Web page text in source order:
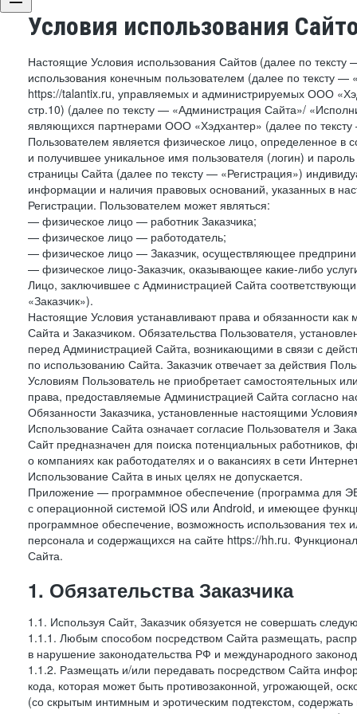
Условия использования
Настоящие Условия использования Сайтов (далее по
использования конечным пользователем (далее по тексту
https://talantix.ru, управляемых и администрируемых ООО
стр.10) (далее по тексту — «Администрация Сайта»/
являющихся партнерами ООО «Хэдхантер» (далее по
Пользователем является физическое лицо, определенное в
и получившее уникальное имя пользователя (логин) и
страницы Сайта (далее по тексту — «Регистрация»)
информации и наличия правовых оснований, указанных в
Регистрации. Пользователем может являться:
— физическое лицо — работник Заказчика;
— физическое лицо — работодатель;
— физическое лицо — Заказчик, осуществляющее
— физическое лицо-Заказчик, оказывающее какие-либо
Лицо, заключившее с Администрацией Сайта
«Заказчик»).
Настоящие Условия устанавливают права и обязанности
Сайта и Заказчиком. Обязательства Пользователя,
перед Администрацией Сайта, возникающими в связи с
по использованию Сайта. Заказчик отвечает за действия
Условиям Пользователь не приобретает самостоятельных
права, предоставляемые Администрацией Сайта согласно
Обязанности Заказчика, установленные настоящими
Использование Сайта означает согласие Пользователя и
Сайт предназначен для поиска потенциальных
о компаниях как работодателях и о вакансиях в сети
Использование Сайта в иных целях не допускается.
Приложение — программное обеспечение (программа для
с операционной системой iOS или Android, и имеющее
программное обеспечение, возможность использования
персонала и содержащихся на сайте https://hh.ru.
Сайта.
1. Обязательства Заказчика
1.1. Используя Сайт, Заказчик обязуется не совершать
1.1.1. Любым способом посредством Сайта размещать,
в нарушение законодательства РФ и международного
1.1.2. Размещать и/или передавать посредством Сайта
кода, которая может быть противозаконной, угрожающей,
(со скрытым интимным и эротическим подтекстом,